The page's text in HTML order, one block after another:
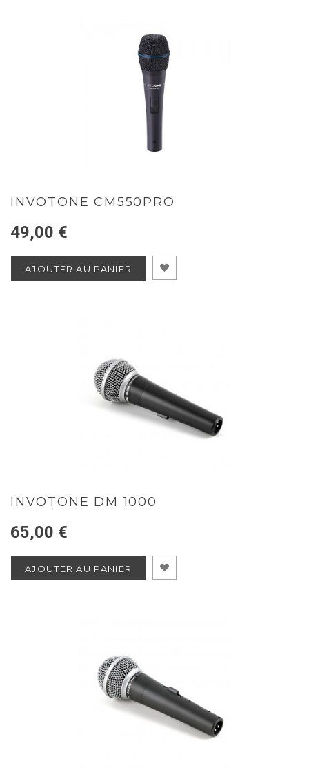
INVOTONE CM550PRO
49,00 €
AJOUTER AU PANIER
INVOTONE DM 1000
65,00 €
AJOUTER AU PANIER